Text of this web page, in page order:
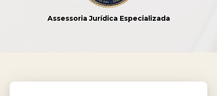
Assessoria Jurídica Especializada